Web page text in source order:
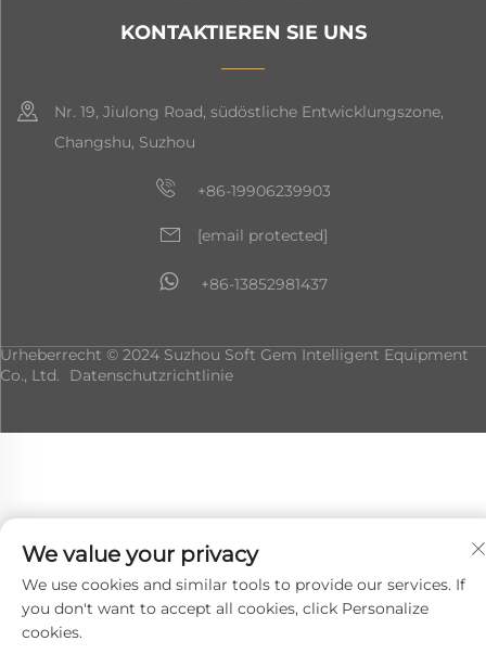
KONTAKTIEREN SIE UNS
Nr. 19, Jiulong Road, südöstliche Entwicklungszone,
Changshu, Suzhou
+86-19906239903
[email protected]
+86-13852981437
Urheberrecht © 2024 Suzhou Soft Gem Intelligent Equipment
Co., Ltd.
Datenschutzrichtlinie
We value your privacy
We use cookies and similar tools to provide our services. If
you don't want to accept all cookies, click Personalize
cookies.